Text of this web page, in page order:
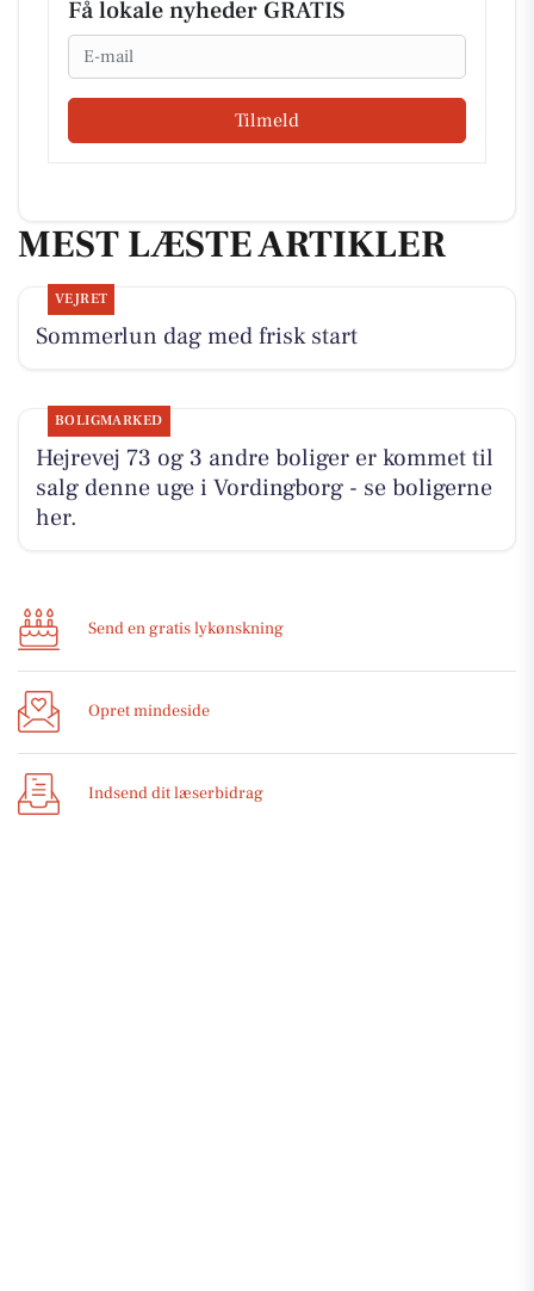
Få lokale nyheder GRATIS
Email
Tilmeld
MEST LÆSTE ARTIKLER
VEJRET
Sommerlun dag med frisk start
BOLIGMARKED
Hejrevej 73 og 3 andre boliger er kommet til
salg denne uge i Vordingborg - se boligerne
her.
Send en gratis lykønskning
Opret mindeside
Indsend dit læserbidrag